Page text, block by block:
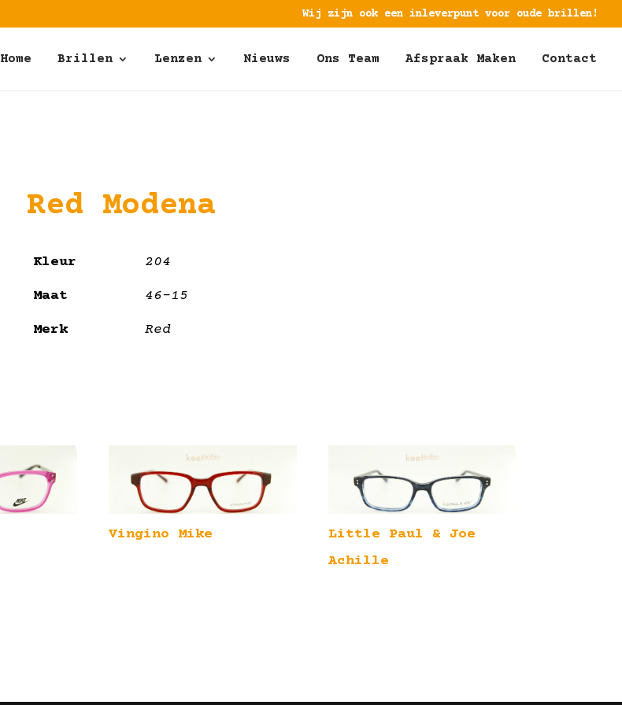
Wij zijn ook een inleverpunt voor oude brillen!
Home Brillen Lenzen Nieuws Ons Team Afspraak Maken Contact
Red Modena
Kleur 204
Maat 46-15
Merk Red
Vingino Mike
Little Paul & Joe
Achille